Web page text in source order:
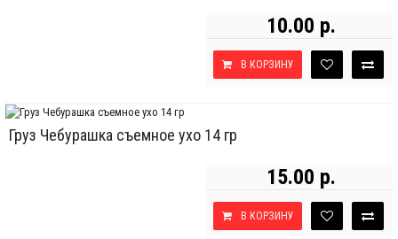
10.00 р.
В КОРЗИНУ
Груз Чебурашка съемное ухо 14 гр
15.00 р.
В КОРЗИНУ